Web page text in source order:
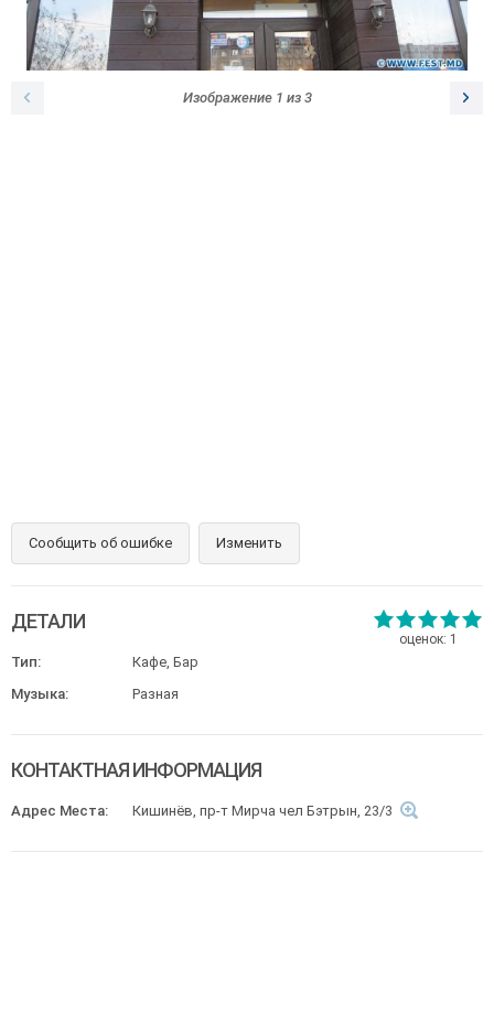
Изображение 1 из 3
Сообщить об ошибке Изменить
оценок: 1
ДЕТАЛИ
Тип:
Кафе, Бар
Музыка:
Разная
КОНТАКТНАЯ ИНФОРМАЦИЯ
Адрес Места: Кишинёв, пр-т Мирча чел Бэтрын, 23/3